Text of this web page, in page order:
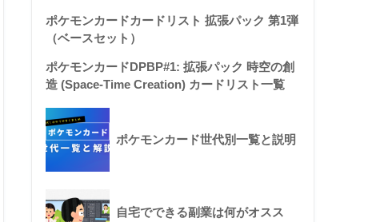
ポケモンカードカードリスト 拡張パック 第1弾
（ベースセット）
ポケモンカードDPBP#1: 拡張パック 時空の創
造 (Space-Time Creation) カードリスト一覧
ポケモンカード世代別一覧と説明
自宅でできる副業は何がオスス